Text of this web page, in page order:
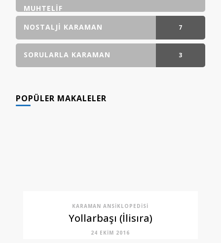
MUHTELIF
NOSTALJI KARAMAN
7
GÖNDERI(LER)
SORULARLA KARAMAN 3
POPÜLER MAKALELER
KARAMAN ANSIKLOPEDISI
Yollarbaşı (İlisıra)
24 EKIM 2016